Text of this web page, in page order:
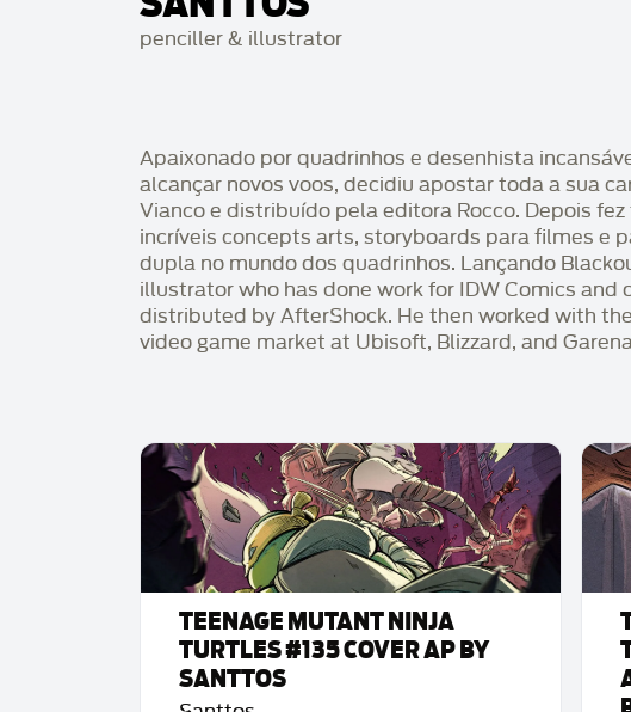
penciller & illustrator
Apaixonado por quadrinhos e desenhista
alcançar novos voos, decidiu apostar toda a sua
Vianco e distribuído pela editora Rocco. Depois
incríveis concepts arts, storyboards para filmes e
dupla no mundo dos quadrinhos. Lançando
illustrator who has done work for IDW Comics
distributed by AfterShock. He then worked with
video game market at Ubisoft, Blizzard, and
TEENAGE MUTANT NINJA
TURTLES #135 COVER AP BY
SANTTOS